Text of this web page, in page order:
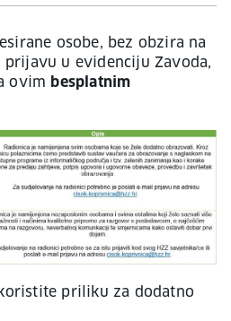
osobe, bez obzira na
u evidenciju Zavoda,
ovim besplatnim
priliku za dodatno